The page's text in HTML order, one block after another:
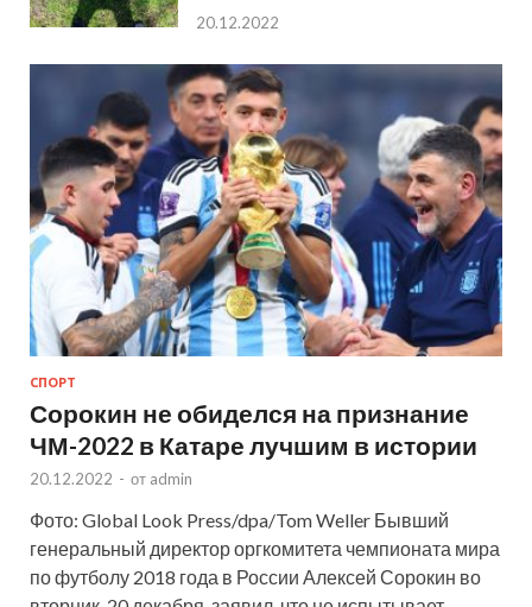
20.12.2022
СПОРТ
Сорокин не обиделся на признание
ЧМ-2022 в Катаре лучшим в истории
20.12.2022 - от admin
Фото: Global Look Press/dpa/Tom Weller Бывший
генеральный директор оргкомитета чемпионата мира
по футболу 2018 года в России Алексей Сорокин во